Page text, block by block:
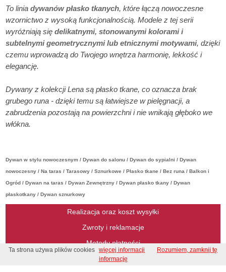
To liniadywanów płasko tkanych, które łączą nowoczesne
wzornictwo z wysoką funkcjonalnością. Modele z tej serii
wyróżniają siędelikatnymi, stonowanymi kolorami i
subtelnymi geometrycznymi lub etnicznymi motywami, dzięki
czemu wprowadzą do Twojego wnętrza harmonię, lekkość i
elegancję.
Dywany z kolekcji Lena są płasko tkane, co oznacza brak
grubego runa - dzięki temu są łatwiejsze w pielęgnacji, a
zabrudzenia pozostają na powierzchni i nie wnikają głęboko we
włókna.
Dywan w stylu nowoczesnym / Dywan do salonu / Dywan do sypialni / Dywan
nowoczesny / Na taras / Tarasowy / Sznurkowe / Płasko tkane / Bez runa / Balkon i
Ogród / Dywan na taras / Dywan Zewnętrzny / Dywan płasko tkany / Dywan
płaskotkany / Dywan sznurkowy
Realizacja oraz koszt wysyłki
Zwroty i reklamacje
Metody płatności
Regulamin
Ta strona używa plików cookies więcej informacji
Rozumiem, zamknij tę
informację